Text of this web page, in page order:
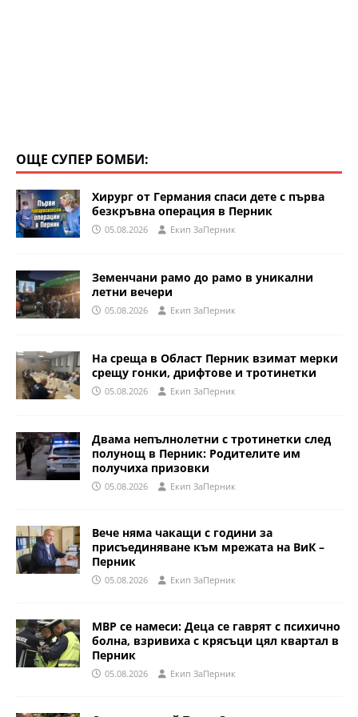
ОЩЕ СУПЕР БОМБИ:
Хирург от Германия спаси дете с първа
безкръвна операция в Перник
05.08.2026 Eкип ЗаПерник
Земенчани рамо до рамо в уникални
летни вечери
05.08.2026 Eкип ЗаПерник
На среща в Област Перник взимат мерки
срещу гонки, дрифтове и тротинетки
05.08.2026 Eкип ЗаПерник
Двама непълнолетни с тротинетки след
полунощ в Перник: Родителите им
получиха призовки
05.08.2026 Eкип ЗаПерник
Вече няма чакащи с години за
присъединяване към мрежата на ВиК –
Перник
05.08.2026 Eкип ЗаПерник
МВР се намеси: Деца се гаврят с психично
болна, взривиха с крясъци цял квартал в
Перник
05.08.2026 Eкип ЗаПерник